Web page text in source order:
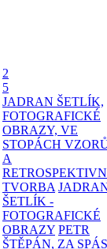
2
5
JADRAN ŠETLÍK,
FOTOGRAFICKÉ
OBRAZY, VE
STOPÁCH
A
TVORBA
ŠETLÍK -
FOTOGRAFICKÉ
OBRAZY PETR
ŠTĚPÁN, ZA